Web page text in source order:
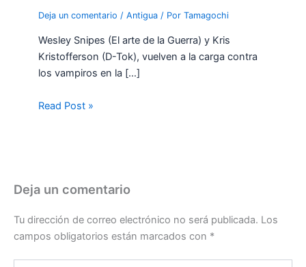
Deja un comentario /Antigua / PorTamagochi
Wesley Snipes (El arte de la Guerra) y Kris
Kristofferson (D-Tok), vuelven a la carga contra
los vampiros en la […]
Read Post »
Deja un comentario
Tu dirección de correo electrónico no será publicada. Los
campos obligatorios están marcados con *